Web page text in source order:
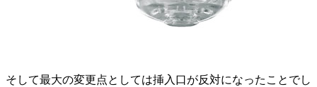
そして最大の変更点としては挿入口が反対になった ことでし